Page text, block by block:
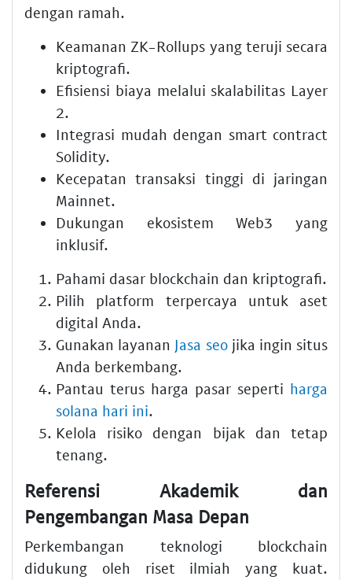
dengan ramah.
Keamanan ZK-Rollups yang teruji secara
kriptografi.
Efisiensi biaya melalui skalabilitas Layer
2.
Integrasi mudah dengan smart contract
Solidity.
Kecepatan transaksi tinggi di jaringan
Mainnet.
Dukungan ekosistem Web3 yang
inklusif.
Pahami dasar blockchain dan kriptografi.
Pilih platform terpercaya untuk aset
digital Anda.
Gunakan layanan Jasa seojika ingin situs
Anda berkembang.
Pantau terus harga pasar seperti harga
solana hari ini.
Kelola risiko dengan bijak dan tetap
tenang.
Referensi Akademik dan
Pengembangan Masa Depan
Perkembangan teknologi blockchain
didukung oleh riset ilmiah yang kuat.